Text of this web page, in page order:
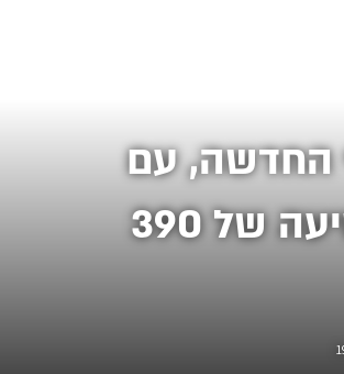
החדשה, עם
טווח נסיעה של 390